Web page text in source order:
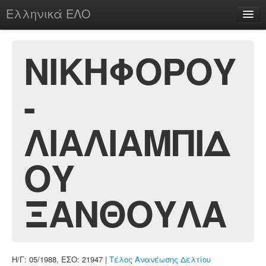
Ελληνικά ΕΛΟ
ΝΙΚΗΦΟΡΟΥ
-
ΛΙΑΛΙΑΜΠΙΔ
ΟΥ
ΞΑΝΘΟΥΛΑ
Η/Γ: 05/1988, ΕΣΟ: 21947 | Τέλος Ανανέωσης Δελτίου